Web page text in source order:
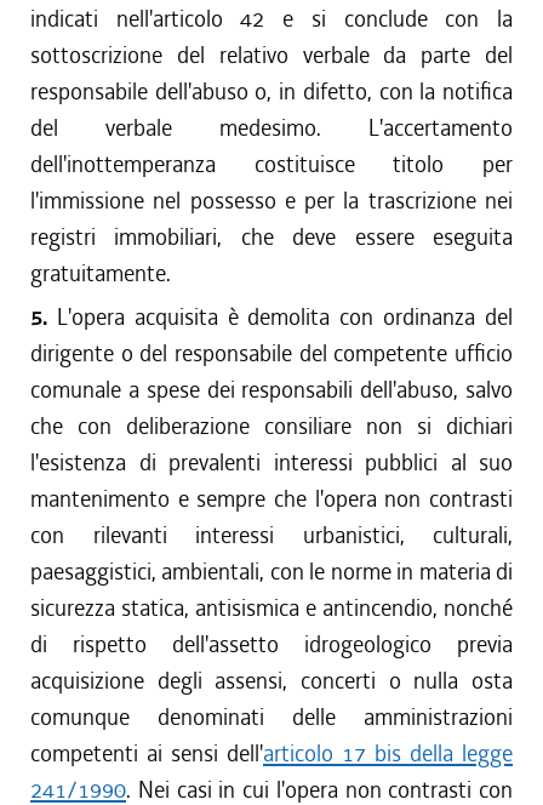
indicati nell'articolo 42 e si conclude con la
sottoscrizione del relativo verbale da parte del
responsabile dell'abuso o, in difetto, con la notifica
del verbale medesimo. L'accertamento
dell'inottemperanza costituisce titolo per
l'immissione nel possesso e per la trascrizione nei
registri immobiliari, che deve essere eseguita
gratuitamente.
5. L'opera acquisita è demolita con ordinanza del
dirigente o del responsabile del competente ufficio
comunale a spese dei responsabili dell'abuso, salvo
che con deliberazione consiliare non si dichiari
l'esistenza di prevalenti interessi pubblici al suo
mantenimento e sempre che l'opera non contrasti
con rilevanti interessi urbanistici, culturali,
paesaggistici, ambientali, con le norme in materia di
sicurezza statica, antisismica e antincendio, nonché
di rispetto dell'assetto idrogeologico previa
acquisizione degli assensi, concerti o nulla osta
comunque denominati delle amministrazioni
competenti ai sensi dell'articolo 17 bis della legge
241/1990. Nei casi in cui l'opera non contrasti con